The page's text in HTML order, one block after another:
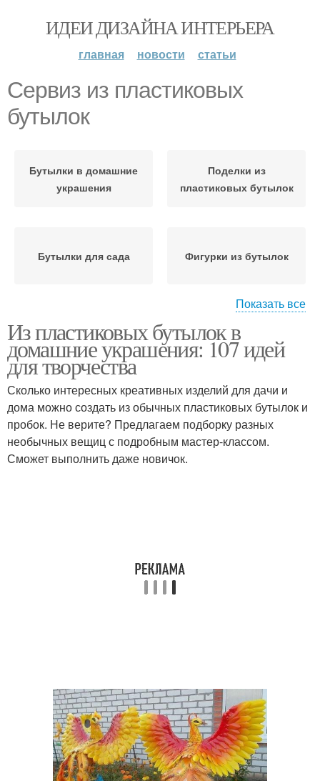
ИДЕИ ДИЗАЙНА ИНТЕРЬЕРА
главная новости статьи
Сервиз из пластиковых
бутылок
Бутылки в домашние
украшения
Поделки из
пластиковых бутылок
Бутылки для сада Фигурки из бутылок
Пингвин из бутылок Поделки из бутылок
Бутылки в домашнем
интерьере
Ваза из пластиковой
бутылки
Игрушки из бутылок
Показать все
Из пластиковых бутылок в
домашние украшения: 107 идей
для творчества
Сколько интересных креативных изделий для дачи и
дома можно создать из обычных пластиковых бутылок и
пробок. Не верите? Предлагаем подборку разных
необычных вещиц с подробным мастер-классом.
Сможет выполнить даже новичок.